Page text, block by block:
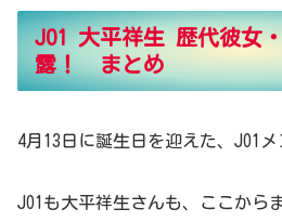
JO1 大平祥生 歴代彼女
露！ まとめ
4月13日に誕生日を迎えた、JO1
JO1も大平祥生さんも、ここから